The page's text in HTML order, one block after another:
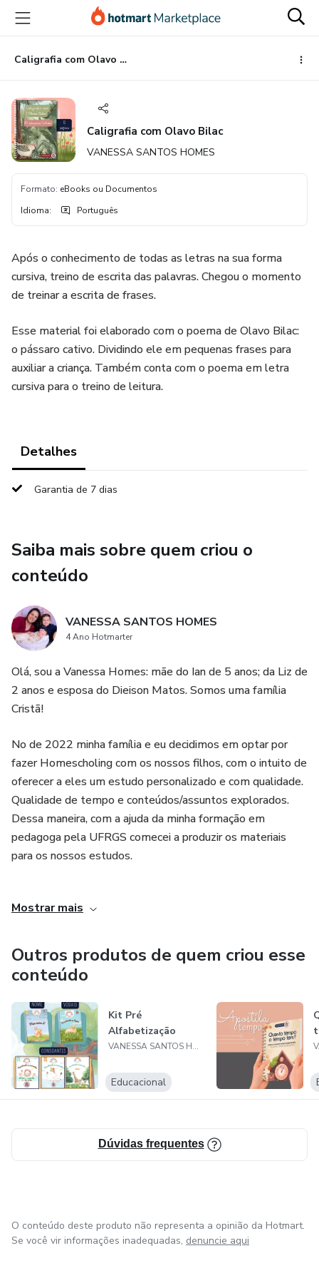
para
conteúdo
principal
para
pagamento
para
rodapé
Caligrafia com Olavo Bilac
Caligrafia com Olavo Bilac
VANESSA SANTOS HOMES
Formato: eBooks ou Documentos
Idioma: Português
Após o conhecimento de todas as letras na sua forma
cursiva, treino de escrita das palavras. Chegou o momento
de treinar a escrita de frases.
Esse material foi elaborado com o poema de Olavo Bilac:
o pássaro cativo. Dividindo ele em pequenas frases para
auxiliar a criança. Também conta com o poema em letra
cursiva para o treino de leitura.
Detalhes
Garantia de 7 dias
Saiba mais sobre quem criou o
conteúdo
VANESSA SANTOS HOMES
4 Ano Hotmarter
Olá, sou a Vanessa Homes: mãe do Ian de 5 anos; da Liz de
2 anos e esposa do Dieison Matos. Somos uma família
Cristã!
No de 2022 minha família e eu decidimos em optar por
fazer Homescholing com os nossos filhos, com o intuito de
oferecer a eles um estudo personalizado e com qualidade.
Qualidade de tempo e conteúdos/assuntos explorados.
Dessa maneira, com a ajuda da minha formação em
pedagoga pela UFRGS comecei a produzir os materiais
para os nossos estudos.
famílias, ou professores com o mesmo desejo que eu: de
clareza nas propostas e lúdico! Preocupados também com
a estética dos materiais e com a qualidade do conteúdo
apresentado.
Espero que os materiais sejam úteis para os estudos de
todos, um abraço!
Qualquer duvida, estou a disposição!
Mostrar mais
Outros produtos de quem criou esse
conteúdo
Kit Pré
Alfabetização
VANESSA SANTOS HOMES
Educacional
Dúvidas frequentes
O conteúdo deste produto não representa a opinião da Hotmart.
Se você vir informações inadequadas, denuncie aqui